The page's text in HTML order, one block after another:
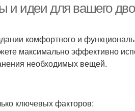
и идеи для вашего
комфортного и
максимально эффективно
необходимых вещей.
ключевых факторов: